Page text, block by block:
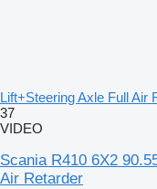
Lift+Steering Axle Full Air
37
VIDEO
Scania R410 6X2
Air Retarder